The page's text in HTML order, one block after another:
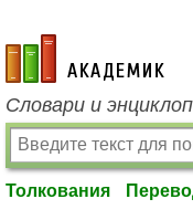
academic.ru
Словари и
Толкования